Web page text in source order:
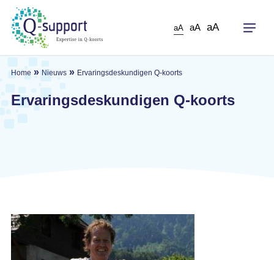
Skip
main
content
aA aA aA
Home » Nieuws» Ervaringsdeskundigen Q-koorts
Ervaringsdeskundigen Q-koorts